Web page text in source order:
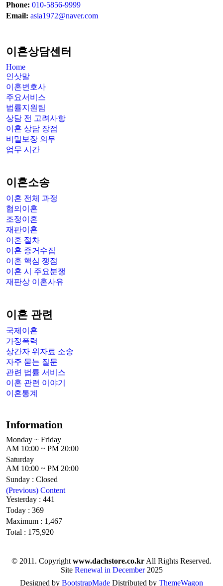
Phone: 010-5856-9999
Email: asia1972@naver.com
이혼상담센터
Home
인삿말
이혼변호사
주요서비스
법률지원팀
상담 전 고려사항
이혼 상담 장점
비밀보장 의무
업무 시간
이혼소송
이혼 전체 과정
협의이혼
조정이혼
재판이혼
이혼 절차
이혼 증거수집
이혼 핵심 쟁점
이혼 시 주요분쟁
재판상 이혼사유
이혼 관련
국제이혼
가정폭력
상간자 위자료 소송
자주 묻는 질문
관련 법률 서비스
이혼 관련 이야기
이혼통계
Information
Monday ~ Friday
AM 10:00 ~ PM 20:00
Saturday
AM 10:00 ~ PM 20:00
Sunday : Closed
(Previous) Content
Yesterday : 441
Today : 369
Maximum : 1,467
Total : 175,920
© 2011. Copyright www.dachstore.co.kr All Rights Reserved.
Site Renewal in December2025
Designed by BootstrapMade Distributed by ThemeWagon